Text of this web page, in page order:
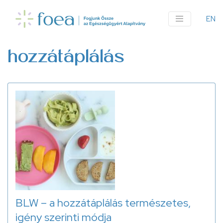
tartalomra
EN
hozzátáplálás
BLW – a hozzátáplálás természetes,
igény szerinti módja